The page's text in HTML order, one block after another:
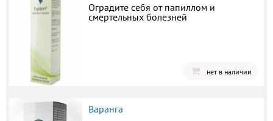
Оградите себя от папиллом и
смертельных болезней
нет в наличии
Варанга